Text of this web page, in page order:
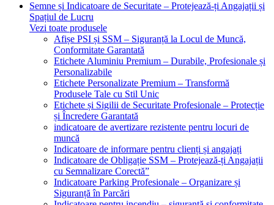
Semne și Indicatoare de Securitate – Protejează-ți Angajații și
Spațiul de Lucru
Vezi toate produsele
Afișe PSI și SSM – Siguranță la Locul de Muncă,
Conformitate Garantată
Etichete Aluminiu Premium – Durabile, Profesionale și
Personalizabile
Etichete Personalizate Premium – Transformă
Produsele Tale cu Stil Unic
Etichete și Sigilii de Securitate Profesionale – Protecție
și Încredere Garantată
indicatoare de avertizare rezistente pentru locuri de
muncă
Indicatoare de informare pentru clienți și angajați
Indicatoare de Obligație SSM – Protejează-ți Angajații
cu Semnalizare Corectă”
Indicatoare Parking Profesionale – Organizare și
Siguranță în Parcări